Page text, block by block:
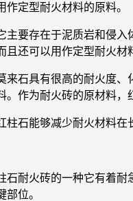
定型耐火材料的原料。
存在于泥质岩和侵入
且还可以用作定型耐火材
具有很高的耐火度、
。作为耐火砖的原材料
柱石能够减少耐火材料在
石耐火砖的一种它有着耐
位。